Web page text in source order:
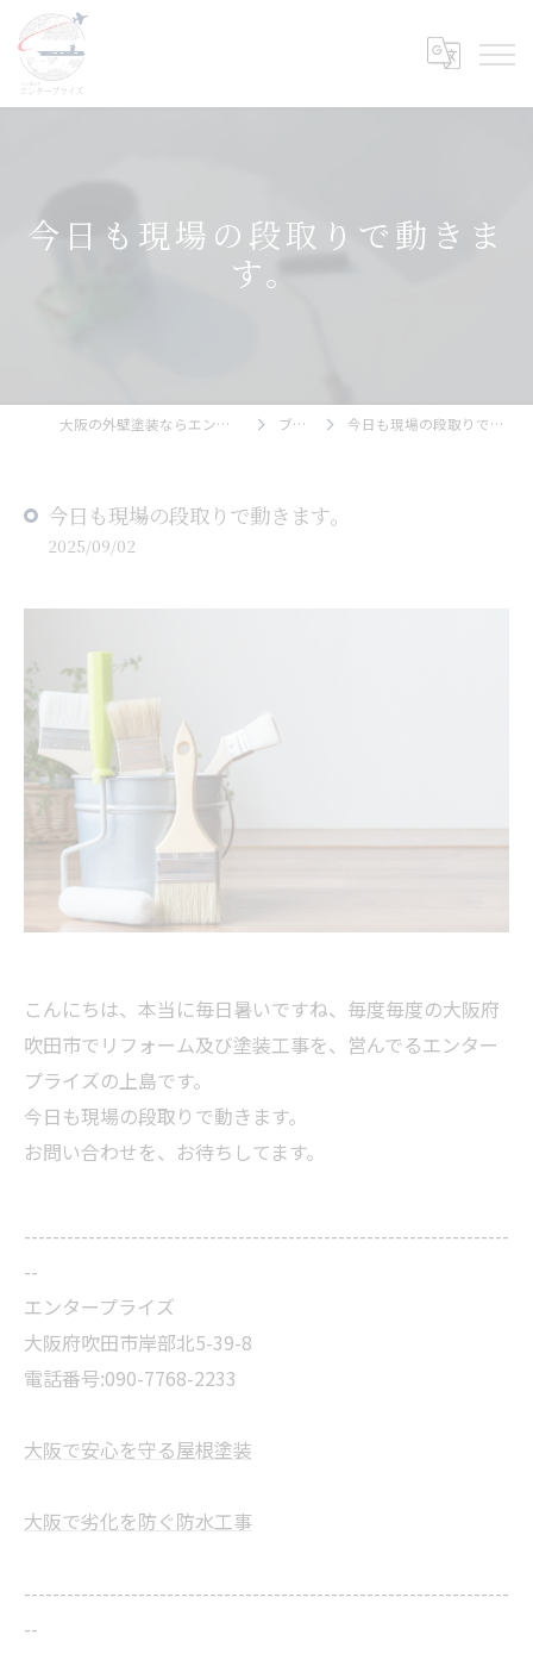
今日も現場の段取りで動きま
す。
大阪の外壁塗装ならエンタープライズ ブログ 今日も現場の段取りで動きます。
今日も現場の段取りで動きます。
2025/09/02
こんにちは、本当に毎日暑いですね、毎度毎度の大阪府
吹田市でリフォーム及び塗装工事を、営んでるエンター
プライズの上島です。
今日も現場の段取りで動きます。
お問い合わせを、お待ちしてます。
--------------------------------------------------------------------
--
エンタープライズ
大阪府吹田市岸部北5-39-8
電話番号:090-7768-2233
大阪で安心を守る屋根塗装
大阪で劣化を防ぐ防水工事
--------------------------------------------------------------------
--